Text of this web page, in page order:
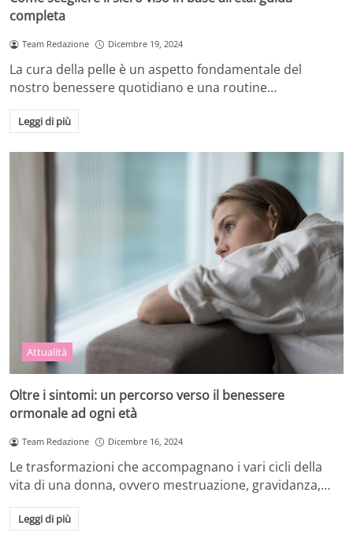
completa
Team Redazione Dicembre 19, 2024
La cura della pelle è un aspetto fondamentale del
nostro benessere quotidiano e una routine…
Leggi di più
Attualità
Oltre i sintomi: un percorso verso il benessere
ormonale ad ogni età
Team Redazione Dicembre 16, 2024
Le trasformazioni che accompagnano i vari cicli della
vita di una donna, ovvero mestruazione, gravidanza,…
Leggi di più